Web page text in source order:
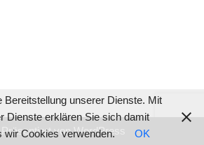
vonWordPress
Bereitstellung unserer Dienste. Mit
Dienste erklären Sie sich damit
wir Cookies verwenden.
OK